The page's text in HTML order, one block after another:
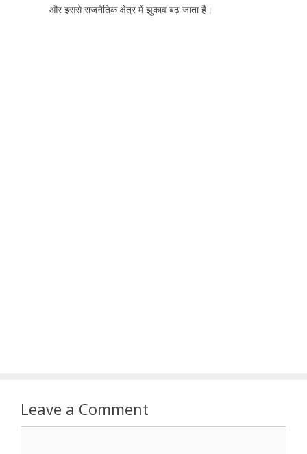
और इससे राजनैतिक क्षेत्र में झुकाव बढ़ जाता है।
Leave a Comment